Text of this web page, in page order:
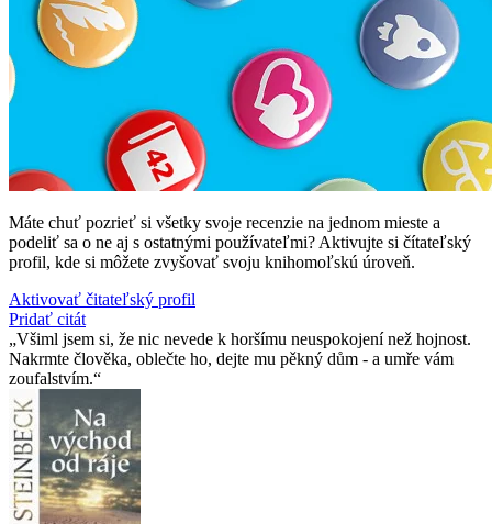
Máte chuť pozrieť si všetky svoje recenzie na jednom mieste a
podeliť sa o ne aj s ostatnými používateľmi? Aktivujte si čítateľský
profil, kde si môžete zvyšovať svoju knihomoľskú úroveň.
Aktivovať čitateľský profil
Pridať citát
Všiml jsem si, že nic nevede k horšímu neuspokojení než hojnost.
Nakrmte člověka, oblečte ho, dejte mu pěkný dům - a umře vám
zoufalstvím.